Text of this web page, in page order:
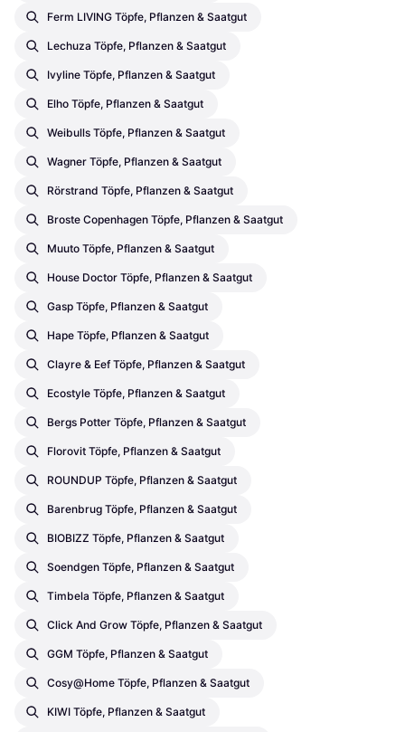
Ferm LIVING Töpfe, Pflanzen & Saatgut
Lechuza Töpfe, Pflanzen & Saatgut
Ivyline Töpfe, Pflanzen & Saatgut
Elho Töpfe, Pflanzen & Saatgut
Weibulls Töpfe, Pflanzen & Saatgut
Wagner Töpfe, Pflanzen & Saatgut
Rörstrand Töpfe, Pflanzen & Saatgut
Broste Copenhagen Töpfe, Pflanzen & Saatgut
Muuto Töpfe, Pflanzen & Saatgut
House Doctor Töpfe, Pflanzen & Saatgut
Gasp Töpfe, Pflanzen & Saatgut
Hape Töpfe, Pflanzen & Saatgut
Clayre & Eef Töpfe, Pflanzen & Saatgut
Ecostyle Töpfe, Pflanzen & Saatgut
Bergs Potter Töpfe, Pflanzen & Saatgut
Florovit Töpfe, Pflanzen & Saatgut
ROUNDUP Töpfe, Pflanzen & Saatgut
Barenbrug Töpfe, Pflanzen & Saatgut
BIOBIZZ Töpfe, Pflanzen & Saatgut
Soendgen Töpfe, Pflanzen & Saatgut
Timbela Töpfe, Pflanzen & Saatgut
Click And Grow Töpfe, Pflanzen & Saatgut
GGM Töpfe, Pflanzen & Saatgut
Cosy@home Töpfe, Pflanzen & Saatgut
KIWI Töpfe, Pflanzen & Saatgut